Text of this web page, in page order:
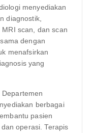
menyediakan
diagnostik,
scan, dan scan
dengan
menafsirkan
yang
Departemen
berbagai
pasien
operasi. Terapis